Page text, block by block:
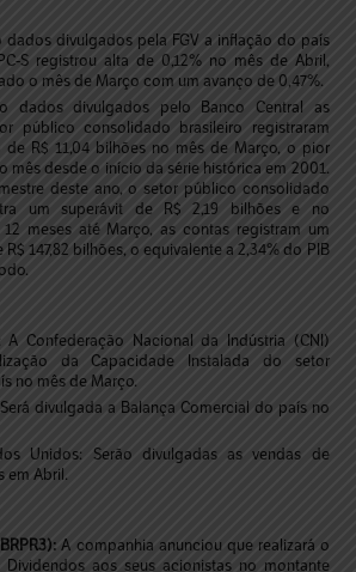
dados divulgados pela FGV a inflação do país
S registrou alta de 0,12% no mês de Abril,
o mês de Março com um avanço de 0,47%.
dados divulgados pelo Banco Central as
público consolidado brasileiro registraram
de R$ 11,04 bilhões no mês de Março, o pior
mês desde o início da série histórica em 2001.
deste ano, o setor público consolidado
um superávit de R$ 2,19 bilhões e no
meses até Março, as contas registram um
147,82 bilhões, o equivalente a 2,34% do PIB
A Confederação Nacional da Indústria (CNI)
da Capacidade Instalada do setor
no mês de Março.
divulgada a Balança Comercial do país no
Unidos: Serão divulgadas as vendas de
em Abril.
A companhia anunciou que realizará o
Dividendos aos seus acionistas no montante